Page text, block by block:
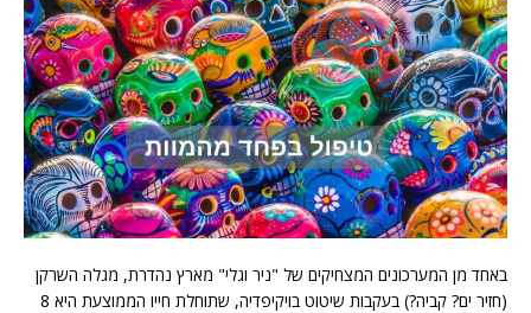
באחד מן המערכונים המצחיקים של "ניר וגלי" מארץ נהדרת, מגלה השרקן
(חזיר ים? קביה?) בעקבות שיטוט בויקיפדיה, שתוחלת חייו הממוצעת היא 8